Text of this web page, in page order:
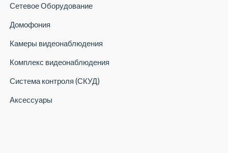
Сетевое Оборудование
Домофония
Камеры видеонаблюдения
Комплекс видеонаблюдения
Система контроля (СКУД)
Аксессуары